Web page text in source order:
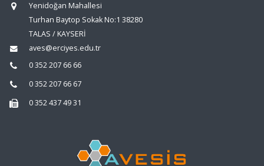
Yenidoğan Mahallesi
Turhan Baytop Sokak No:1 38280
TALAS / KAYSERİ
aves@erciyes.edu.tr
0 352 207 66 66
0 352 207 66 67
0 352 437 49 31